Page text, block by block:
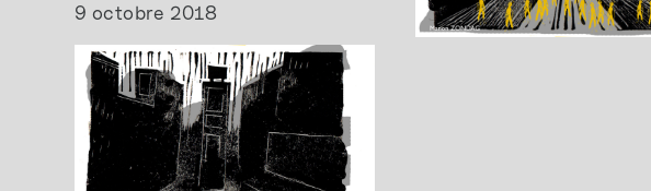
9 octobre 2018